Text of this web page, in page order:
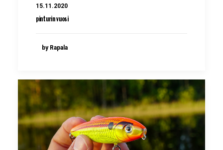
15.11.2020
pinturin vuosi
by Rapala